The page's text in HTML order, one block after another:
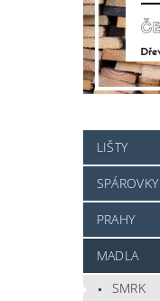
LIŠTY
SPÁROVKY
PRAHY
MADLA
SMRK